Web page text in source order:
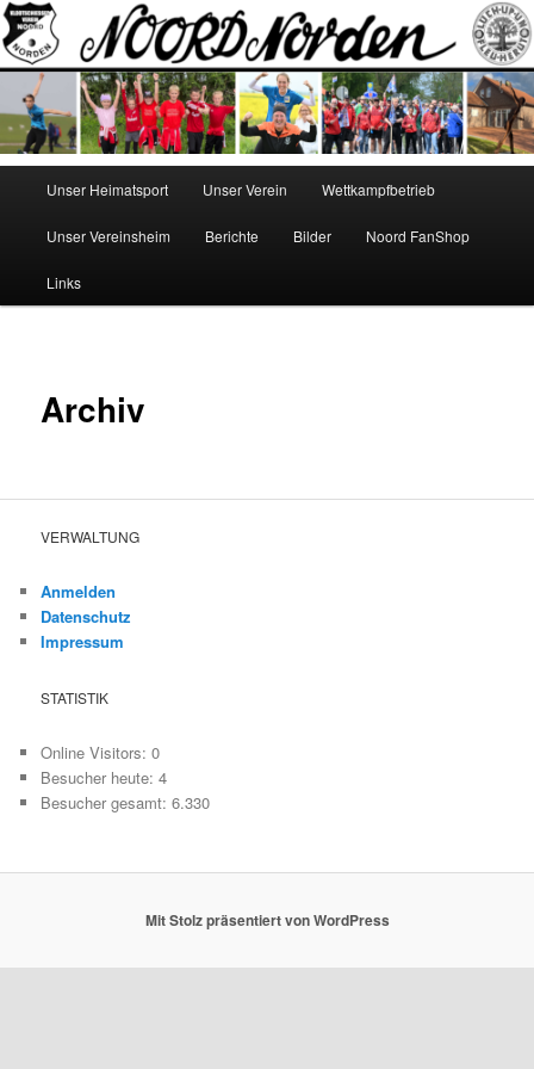
Zum
Inhalt
wechseln
NOORD
Norden
Unser Heimatsport Unser Verein Wettkampfbetrieb
Unser Vereinsheim Berichte Bilder Noord FanShop
Links
Archiv
VERWALTUNG
Anmelden
Datenschutz
Impressum
STATISTIK
Online Visitors:0
Besucher heute:4
Besucher gesamt:6.330
Mit Stolz präsentiert von WordPress